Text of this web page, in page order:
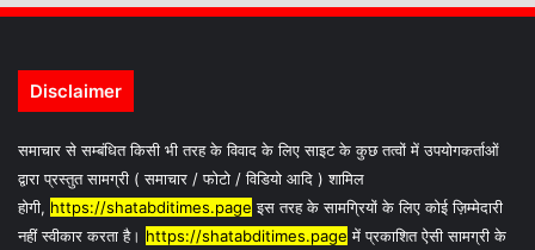
Disclaimer
समाचार से सम्बंधित किसी भी तरह के विवाद के लिए साइट के कुछ तत्वों में उपयोगकर्ताओं
द्वारा प्रस्तुत सामग्री ( समाचार / फोटो / विडियो आदि ) शामिल
होगी, https://shatabditimes.page इस तरह के सामग्रियों के लिए कोई ज़िम्मेदारी
नहीं स्वीकार करता है। https://shatabditimes.page में प्रकाशित ऐसी सामग्री के